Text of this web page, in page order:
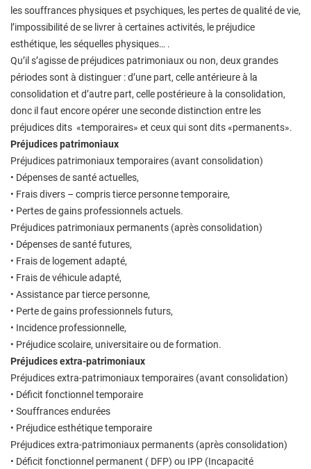
les souffrances physiques et psychiques, les pertes de qualité de vie,
l’impossibilité de se livrer à certaines activités, le préjudice
esthétique, les séquelles physiques… .
Qu’il s’agisse de préjudices patrimoniaux ou non, deux grandes
périodes sont à distinguer : d’une part, celle antérieure à la
consolidation et d’autre part, celle postérieure à la consolidation,
donc il faut encore opérer une seconde distinction entre les
préjudices dits «temporaires» et ceux qui sont dits «permanents».
Préjudices patrimoniaux
Préjudices patrimoniaux temporaires (avant consolidation)
• Dépenses de santé actuelles,
• Frais divers – compris tierce personne temporaire,
• Pertes de gains professionnels actuels.
Préjudices patrimoniaux permanents (après consolidation)
• Dépenses de santé futures,
• Frais de logement adapté,
• Frais de véhicule adapté,
• Assistance par tierce personne,
• Perte de gains professionnels futurs,
• Incidence professionnelle,
• Préjudice scolaire, universitaire ou de formation.
Préjudices extra-patrimoniaux
Préjudices extra-patrimoniaux temporaires (avant consolidation)
• Déficit fonctionnel temporaire
• Souffrances endurées
• Préjudice esthétique temporaire
Préjudices extra-patrimoniaux permanents (après consolidation)
• Déficit fonctionnel permanent ( DFP) ou IPP (Incapacité